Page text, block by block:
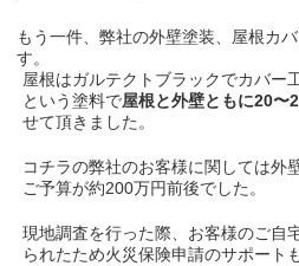
もう一件、弊社の外壁塗装、屋根カ
す。
屋根はガルテクトブラックでカバー
という塗料で屋根と外壁ともに20〜
せて頂きました。
コチラの弊社のお客様に関しては外
ご予算が約200万円前後でした。
現地調査を行った際、お客様のご自
られたため火災保険申請のサポート